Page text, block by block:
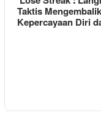
Taktis
Kepercayaan Diri